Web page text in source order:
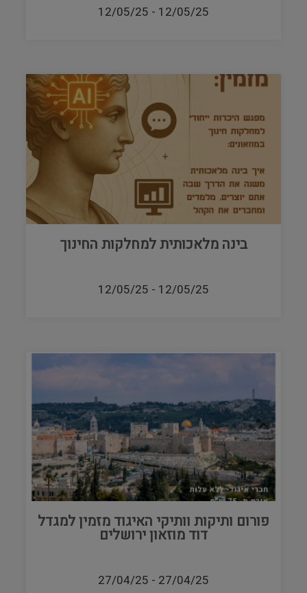
12/05/25
-
12/05/25
בינה מלאכותית למחלקות החינוך
12/05/25
-
12/05/25
פורום ותיקות וותיקי האיגוד מזמין למגדל
דוד מוזאון ירושלים
27/04/25
-
27/04/25